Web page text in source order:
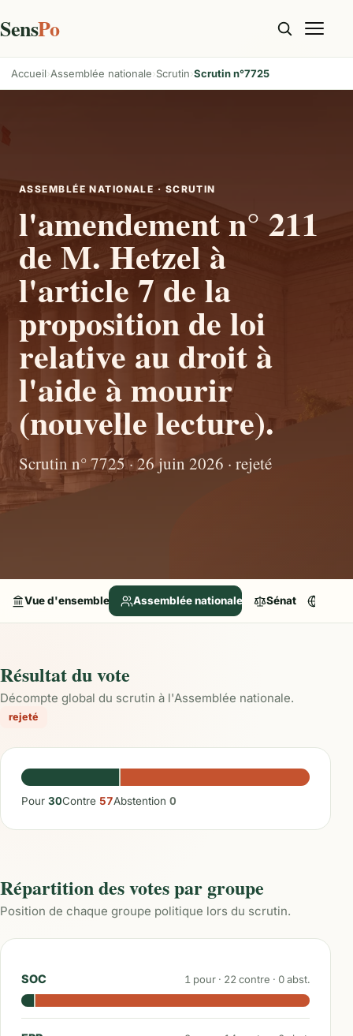
SensPo
Accueil Assemblée nationale Scrutin Scrutin n°7725
ASSEMBLÉE NATIONALE · SCRUTIN
l'amendement n° 211
de M. Hetzel à
l'article 7 de la
proposition de loi
relative au droit à
l'aide à mourir
(nouvelle lecture).
Scrutin n° 7725 · 26 juin 2026 · rejeté
Vue d'ensemble Assemblée nationale Sénat
Résultat du vote
Décompte global du scrutin à l'Assemblée nationale.
rejeté
Pour 30Contre 57Abstention 0
Répartition des votes par groupe
Position de chaque groupe politique lors du scrutin.
SOC 1 pour · 22 contre · 0abst.